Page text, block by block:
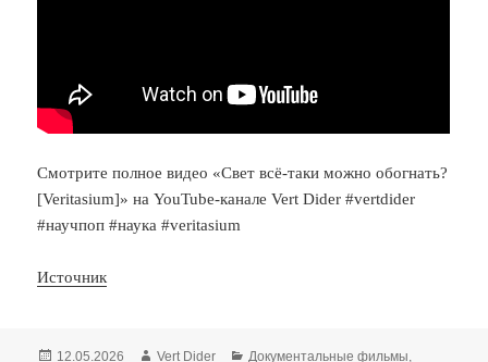
Смотрите полное видео «Свет всё-таки можно обогнать?
[Veritasium]» на YouTube-канале Vert Dider #vertdider
#научпоп #наука #veritasium
Источник
Опубликовано
12.05.2026 Автор
Vert Dider Рубрики
Документальные фильмы,